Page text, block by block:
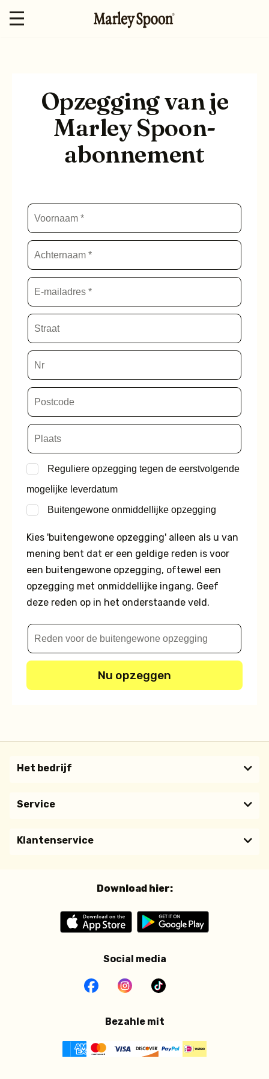
Opzegging van je
Marley Spoon-
abonnement
Reguliere opzegging tegen de eerstvolgende
mogelijke leverdatum
Buitengewone onmiddellijke opzegging
Kies 'buitengewone opzegging' alleen als u van
mening bent dat er een geldige reden is voor
een buitengewone opzegging, oftewel een
opzegging met onmiddellijke ingang. Geef
deze reden op in het onderstaande veld.
Nu opzeggen
Het bedrijf
Service
Klantenservice
Download hier:
Social media
Bezahle mit